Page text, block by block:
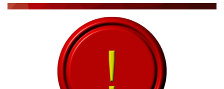
BRASIL MUNDO AO VIVO
JORNAL DO BRASIL